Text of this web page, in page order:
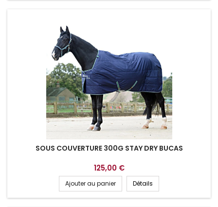
SOUS COUVERTURE 300G STAY DRY BUCAS
125,00 €
Ajouter au panier Détails